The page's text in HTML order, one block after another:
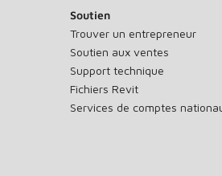
Soutien
Trouver un entrepreneur
Soutien aux ventes
Support technique
Fichiers Revit
Services de comptes